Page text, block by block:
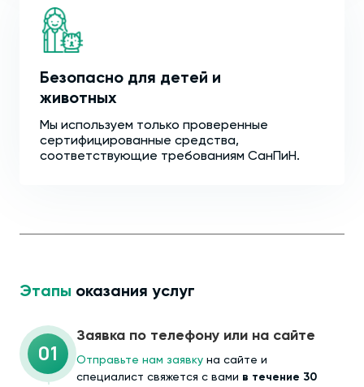
Безопасно для детей и
животных
Мы используем только проверенные
сертифицированные средства,
соответствующие требованиям СанПиН.
Этапы оказания услуг
01
Заявка по телефону или на сайте
Отправьте нам заявку на сайте и
специалист свяжется с вами в течение 30